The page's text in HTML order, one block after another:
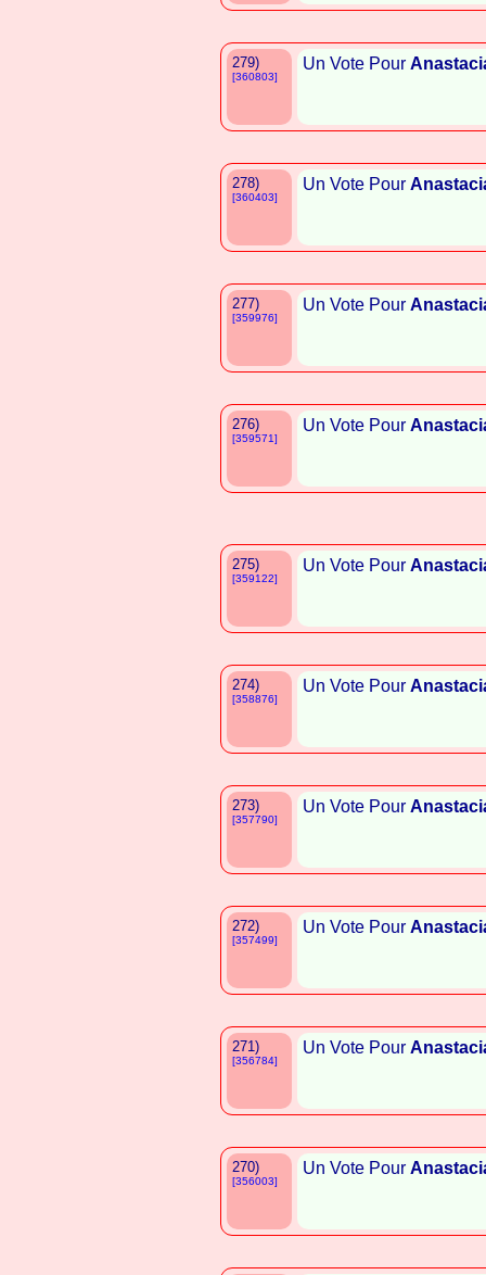
279)
[360803]
Un Vote Pour
278)
[360403]
Un Vote Pour
277)
[359976]
Un Vote Pour
276)
[359571]
Un Vote Pour
275)
[359122]
Un Vote Pour
274)
[358876]
Un Vote Pour
273)
[357790]
Un Vote Pour
272)
[357499]
Un Vote Pour
271)
[356784]
Un Vote Pour
270)
[356003]
Un Vote Pour